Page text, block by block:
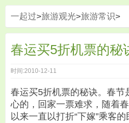
一起过>旅游观光>旅游常识>
春运买5折机票的秘
时间:2010-12-11
春运买5折机票的秘诀。春节
心的，回家一票难求，随着
以来一直以打折“下嫁”乘客